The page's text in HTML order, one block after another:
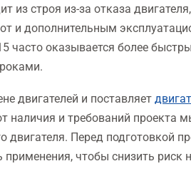
из строя из-за отказа
и дополнительным
часто оказывается более
двигателей и поставляет
наличия и требований
двигателя. Перед подготовкой
чтобы снизить риск